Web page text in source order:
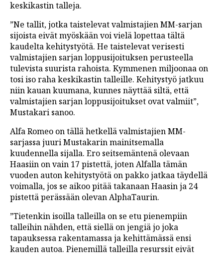
keskikastin talleja.
”Ne tallit, jotka taistelevat valmistajien MM-sarjan
sijoista eivät myöskään voi vielä lopettaa tältä
kaudelta kehitystyötä. He taistelevat verisesti
valmistajien sarjan loppusijoituksen perusteella
tulevista suurista rahoista. Kymmenen miljoonaa on
tosi iso raha keskikastin talleille. Kehitystyö jatkuu
niin kauan kuumana, kunnes näyttää siltä, että
valmistajien sarjan loppusijoitukset ovat valmiit”,
Mustakari sanoo.
Alfa Romeo on tällä hetkellä valmistajien MM-
sarjassa juuri Mustakarin mainitsemalla
kuudennella sijalla. Ero seitsemäntenä olevaan
Haasiin on vain 17 pistettä, joten Alfalla tämän
vuoden auton kehitystyötä on pakko jatkaa täydellä
voimalla, jos se aikoo pitää takanaan Haasin ja 24
pistettä perässään olevan AlphaTaurin.
”Tietenkin isoilla talleilla on se etu pienempiin
talleihin nähden, että siellä on jengiä jo joka
tapauksessa rakentamassa ja kehittämässä ensi
kauden autoa. Pienemillä talleilla resurssit eivät